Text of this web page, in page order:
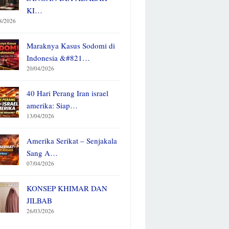
KI…
2026
Maraknya Kasus Sodomi di
Indonesia &#821…
20/04/2026
40 Hari Perang Iran israel
amerika: Siap…
13/04/2026
Amerika Serikat – Senjakala
Sang A…
07/04/2026
KONSEP KHIMAR DAN
JILBAB
26/03/2026